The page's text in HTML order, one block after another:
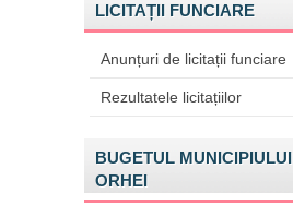
LICITAȚII FUNCIARE
Anunțuri de licitații funciare
Rezultatele licitațiilor
BUGETUL MUNICIPIULUI
ORHEI